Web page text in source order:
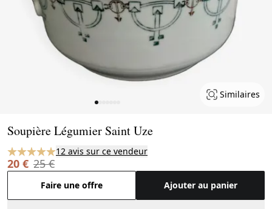
Similaires
Soupière Légumier Saint Uze
12 avis sur ce vendeur
20 € 25 €
Faire une offre Ajouter au panier